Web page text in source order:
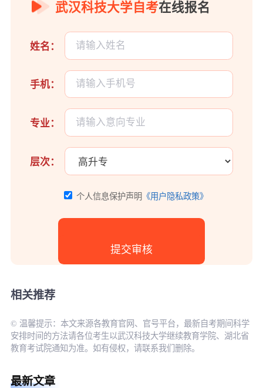
武汉科技大学自考在线报名
姓名：
手机：
专业：
层次：
个人信息保护声明 《用户隐私政策》
相关推荐
© 温馨提示：本文来源各教育官网、官号平台，最新自考期间科学
安排时间的方法请各位考生以武汉科技大学继续教育学院、湖北省
教育考试院通知为准。如有侵权，请联系我们删除。
最新文章